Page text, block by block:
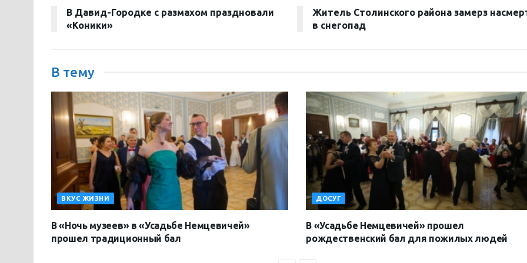
В Давид-Городке с размахом праздновали
«Коники»
Житель Столинского района замерз
в снегопад
В тему
ВКУС ЖИЗНИ
В «Ночь музеев» в «Усадьбе Немцевичей»
прошел традиционный бал
ДОСУГ
В «Усадьбе Немцевичей» прошел
рождественский бал для пожилых людей